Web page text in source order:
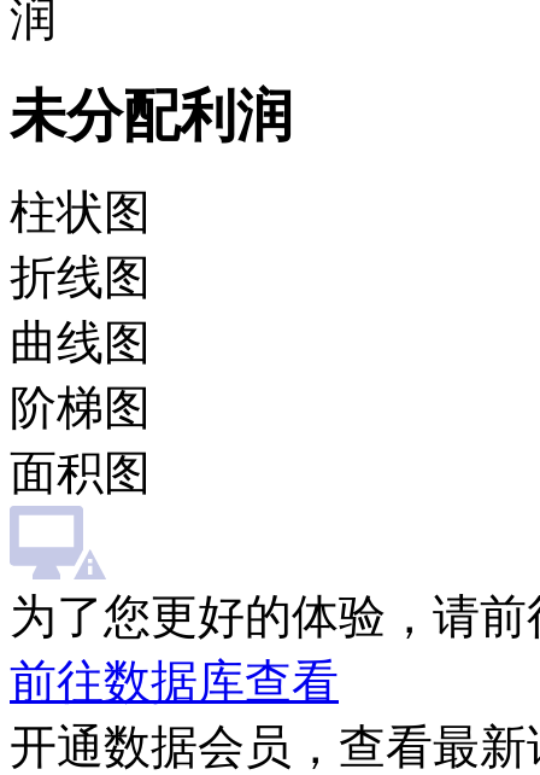
润
未分配利润
柱状图
折线图
曲线图
阶梯图
面积图
为了您更好的体验，请
前往数据库查看
开通数据会员，查看最